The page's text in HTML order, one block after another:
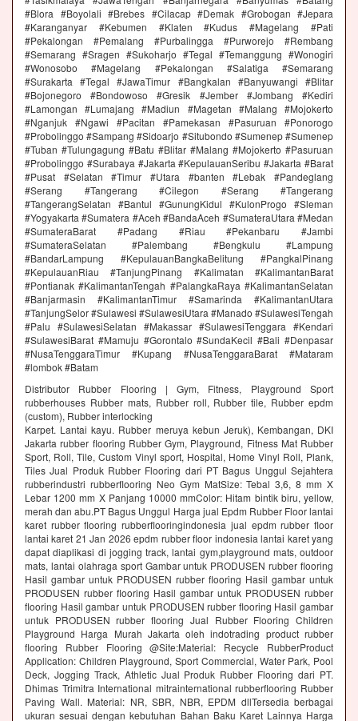
#Blora #Boyolali #Brebes #Cilacap #Demak #Grobogan #Jepara
#Karanganyar #Kebumen #Klaten #Kudus #Magelang #Pati
#Pekalongan #Pemalang #Purbalingga #Purworejo #Rembang
#Semarang #Sragen #Sukoharjo #Tegal #Temanggung #Wonogiri
#Wonosobo #Magelang #Pekalongan #Salatiga #Semarang
#Surakarta #Tegal #JawaTimur #Bangkalan #Banyuwangi #Blitar
#Bojonegoro #Bondowoso #Gresik #Jember #Jombang #Kediri
#Lamongan #Lumajang #Madiun #Magetan #Malang #Mojokerto
#Nganjuk #Ngawi #Pacitan #Pamekasan #Pasuruan #Ponorogo
#Probolinggo #Sampang #Sidoarjo #Situbondo #Sumenep #Sumenep
#Tuban #Tulungagung #Batu #Blitar #Malang #Mojokerto #Pasuruan
#Probolinggo #Surabaya #Jakarta #KepulauanSeribu #Jakarta #Barat
#Pusat #Selatan #Timur #Utara #banten #Lebak #Pandeglang
#Serang #Tangerang #Cilegon #Serang #Tangerang
#TangerangSelatan #Bantul #GunungKidul #KulonProgo #Sleman
#Yogyakarta #Sumatera #Aceh #BandaAceh #SumateraUtara #Medan
#SumateraBarat #Padang #Riau #Pekanbaru #Jambi
#SumateraSelatan #Palembang #Bengkulu #Lampung
#BandarLampung #KepulauanBangkaBelitung #PangkalPinang
#KepulauanRiau #TanjungPinang #Kalimatan #KalimantanBarat
#Pontianak #KalimantanTengah #PalangkaRaya #KalimantanSelatan
#Banjarmasin #KalimantanTimur #Samarinda #KalimantanUtara
#TanjungSelor #Sulawesi #SulawesiUtara #Manado #SulawesiTengah
#Palu #SulawesiSelatan #Makassar #SulawesiTenggara #Kendari
#SulawesiBarat #Mamuju #Gorontalo #SundaKecil #Bali #Denpasar
#NusaTenggaraTimur #Kupang #NusaTenggaraBarat #Mataram
#lombok #Batam
Distributor Rubber Flooring | Gym, Fitness, Playground Sport
rubberhouses Rubber mats, Rubber roll, Rubber tile, Rubber epdm
(custom), Rubber interlocking
Karpet. Lantai kayu. Rubber meruya kebun Jeruk), Kembangan, DKI
Jakarta rubber flooring Rubber Gym, Playground, Fitness Mat Rubber
Sport, Roll, Tile, Custom Vinyl sport, Hospital, Home Vinyl Roll, Plank,
Tiles Jual Produk Rubber Flooring dari PT Bagus Unggul Sejahtera
rubberindustri rubberflooring Neo Gym MatSize: Tebal 3,6, 8 mm X
Lebar 1200 mm X Panjang 10000 mmColor: Hitam bintik biru, yellow,
merah dan abu.PT Bagus Unggul Harga jual Epdm Rubber Floor lantai
karet rubber flooring rubberflooringindonesia jual epdm rubber floor
lantai karet 21 Jan 2026 epdm rubber floor indonesia lantai karet yang
dapat diaplikasi di jogging track, lantai gym,playground mats, outdoor
mats, lantai olahraga sport Gambar untuk PRODUSEN rubber flooring
Hasil gambar untuk PRODUSEN rubber flooring Hasil gambar untuk
PRODUSEN rubber flooring Hasil gambar untuk PRODUSEN rubber
flooring Hasil gambar untuk PRODUSEN rubber flooring Hasil gambar
untuk PRODUSEN rubber flooring Jual Rubber Flooring Children
Playground Harga Murah Jakarta oleh indotrading product rubber
flooring Rubber Flooring @Site:Material: Recycle RubberProduct
Application: Children Playground, Sport Commercial, Water Park, Pool
Deck, Jogging Track, Athletic Jual Produk Rubber Flooring dari PT.
Dhimas Trimitra International mitrainternational rubberflooring Rubber
Paving Wall. Material: NR, SBR, NBR, EPDM dllTersedia berbagai
ukuran sesuai dengan kebutuhan Bahan Baku Karet Lainnya Harga